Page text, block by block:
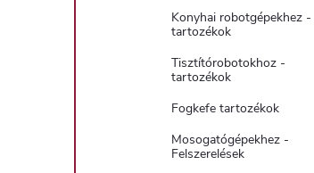
Konyhai robotgépekhez -
tartozékok
Tisztítórobotokhoz -
tartozékok
Fogkefe tartozékok
Mosogatógépekhez -
Felszerelések